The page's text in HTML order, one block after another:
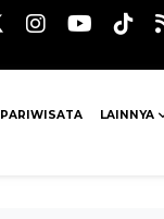
PARIWISATA LAINNYA